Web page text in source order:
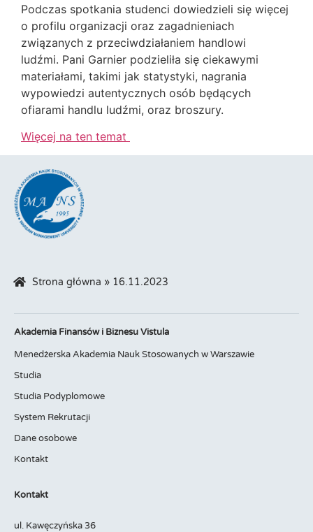
Podczas spotkania studenci dowiedzieli się więcej
o profilu organizacji oraz zagadnieniach
związanych z przeciwdziałaniem handlowi
ludźmi. Pani Garnier podzieliła się ciekawymi
materiałami, takimi jak statystyki, nagrania
wypowiedzi autentycznych osób będących
ofiarami handlu ludźmi, oraz broszury.
Więcej na ten temat
Strona główna » 16.11.2023
Akademia Finansów i Biznesu Vistula
Menedżerska Akademia Nauk Stosowanych w Warszawie
Studia
Studia Podyplomowe
System Rekrutacji
Dane osobowe
Kontakt
Kontakt
ul. Kawęczyńska 36